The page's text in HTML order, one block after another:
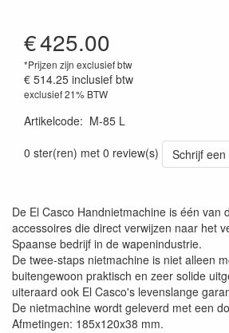
€425.00
*Prijzen zijn exclusief btw
€ 514.25 inclusief btw
exclusief 21% BTW
Artikelcode: M-85 L
0 ster(ren) met 0 review(s)
Schrijf
De El Casco Handnietmachine is één van
accessoires die direct verwijzen naar het
Spaanse bedrijf in de wapenindustrie.
De twee-staps nietmachine is niet alleen
buitengewoon praktisch en zeer solide
uiteraard ook El Casco's levenslange
De nietmachine wordt geleverd met een
Afmetingen: 185x120x38 mm.